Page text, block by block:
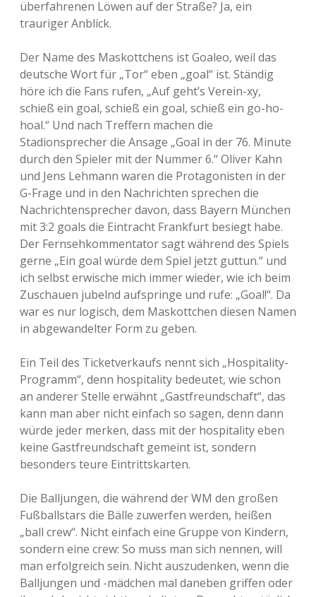
überfahrenen Löwen auf der Straße? Ja, ein
trauriger Anblick.
Der Name des Maskottchens ist Goaleo, weil das
deutsche Wort für „Tor“ eben „goal“ ist. Ständig
höre ich die Fans rufen, „Auf geht’s Verein-xy,
schieß ein goal, schieß ein goal, schieß ein go-ho-
hoal.“ Und nach Treffern machen die
Stadionsprecher die Ansage „Goal in der 76. Minute
durch den Spieler mit der Nummer 6.“ Oliver Kahn
und Jens Lehmann waren die Protagonisten in der
G-Frage und in den Nachrichten sprechen die
Nachrichtensprecher davon, dass Bayern München
mit 3:2 goals die Eintracht Frankfurt besiegt habe.
Der Fernsehkommentator sagt während des Spiels
gerne „Ein goal würde dem Spiel jetzt guttun.“ und
ich selbst erwische mich immer wieder, wie ich beim
Zuschauen jubelnd aufspringe und rufe: „Goal!“. Da
war es nur logisch, dem Maskottchen diesen Namen
in abgewandelter Form zu geben.
Ein Teil des Ticketverkaufs nennt sich „Hospitality-
Programm“, denn hospitality bedeutet, wie schon
an anderer Stelle erwähnt „Gastfreundschaft“, das
kann man aber nicht einfach so sagen, denn dann
würde jeder merken, dass mit der hospitality eben
keine Gastfreundschaft gemeint ist, sondern
besonders teure Eintrittskarten.
Die Balljungen, die während der WM den großen
Fußballstars die Bälle zuwerfen werden, heißen
„ball crew“. Nicht einfach eine Gruppe von Kindern,
sondern eine crew: So muss man sich nennen, will
man erfolgreich sein. Nicht auszudenken, wenn die
Balljungen und -mädchen mal daneben griffen oder